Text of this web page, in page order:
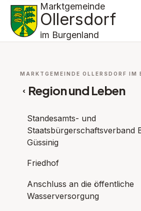
Marktgemeinde
Ollersdorf
im Burgenland
MARKTGEMEINDE OLLERSDORF IM
‹ Region und Leben
Standesamts- und
Staatsbürgerschaftsverband
Güssinig
Friedhof
Anschluss an die öffentliche
Wasserversorgung